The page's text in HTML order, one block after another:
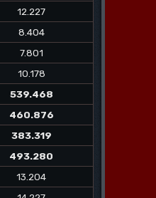
12.227
8.404
7.801
10.178
539.468
460.876
383.319
493.280
13.204